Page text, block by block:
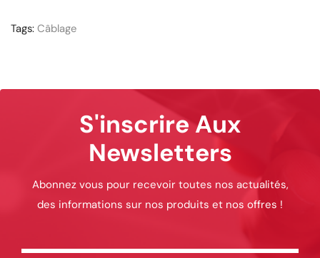
Tags: Câblage
S'inscrire Aux
Newsletters
Abonnez vous pour recevoir toutes nos actualités,
des informations sur nos produits et nos offres !